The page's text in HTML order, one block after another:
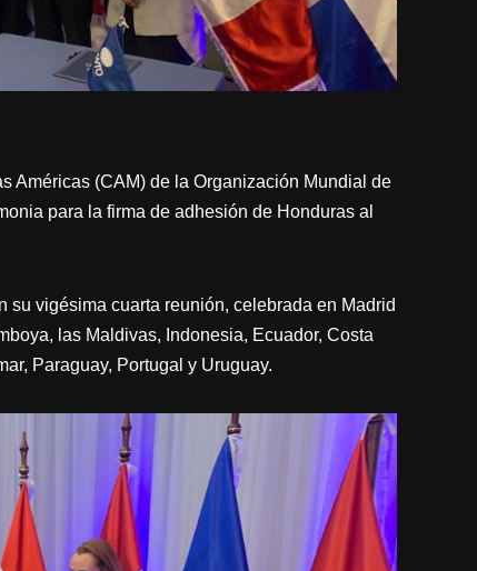
Américas (CAM) de la Organización Mundial de
para la firma de adhesión de Honduras al
su vigésima cuarta reunión, celebrada en Madrid
las Maldivas, Indonesia, Ecuador, Costa
Paraguay, Portugal y Uruguay.